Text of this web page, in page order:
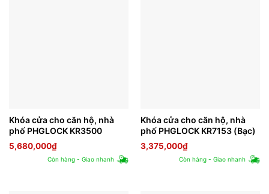
Khóa cửa cho căn hộ, nhà
phố PHGLOCK KR3500
5,680,000₫
Còn hàng - Giao nhanh
Khóa cửa cho căn hộ, nhà
phố PHGLOCK KR7153 (Bạc)
3,375,000₫
Còn hàng - Giao nhanh